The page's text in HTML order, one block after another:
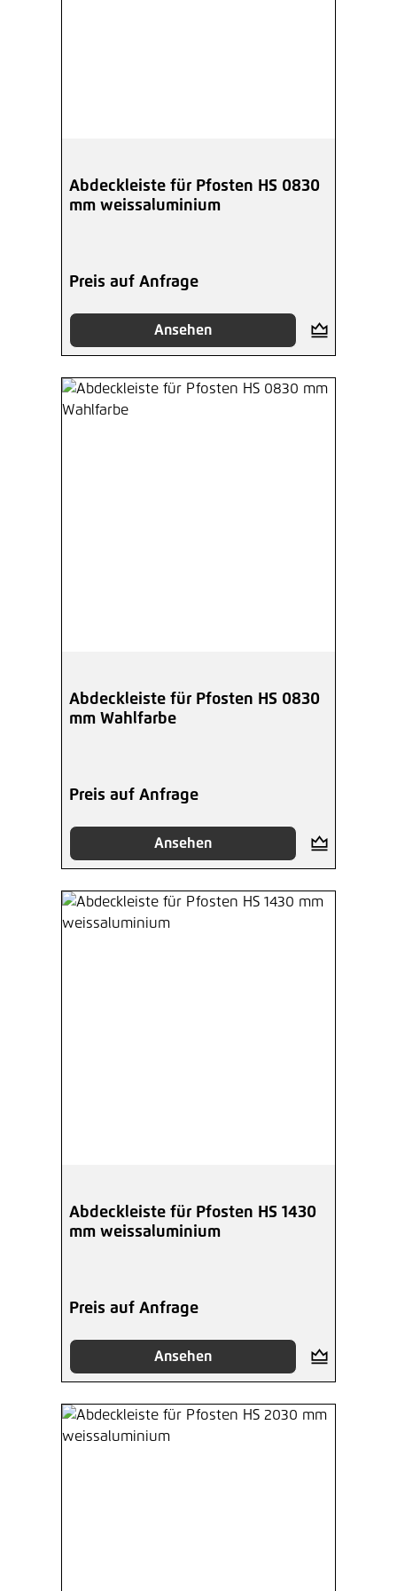
Abdeckleiste für Pfosten HS 0830
mm weissaluminium
Preis auf Anfrage
Ansehen
Abdeckleiste für Pfosten HS 0830
mm Wahlfarbe
Preis auf Anfrage
Ansehen
Abdeckleiste für Pfosten HS 1430
mm weissaluminium
Preis auf Anfrage
Ansehen